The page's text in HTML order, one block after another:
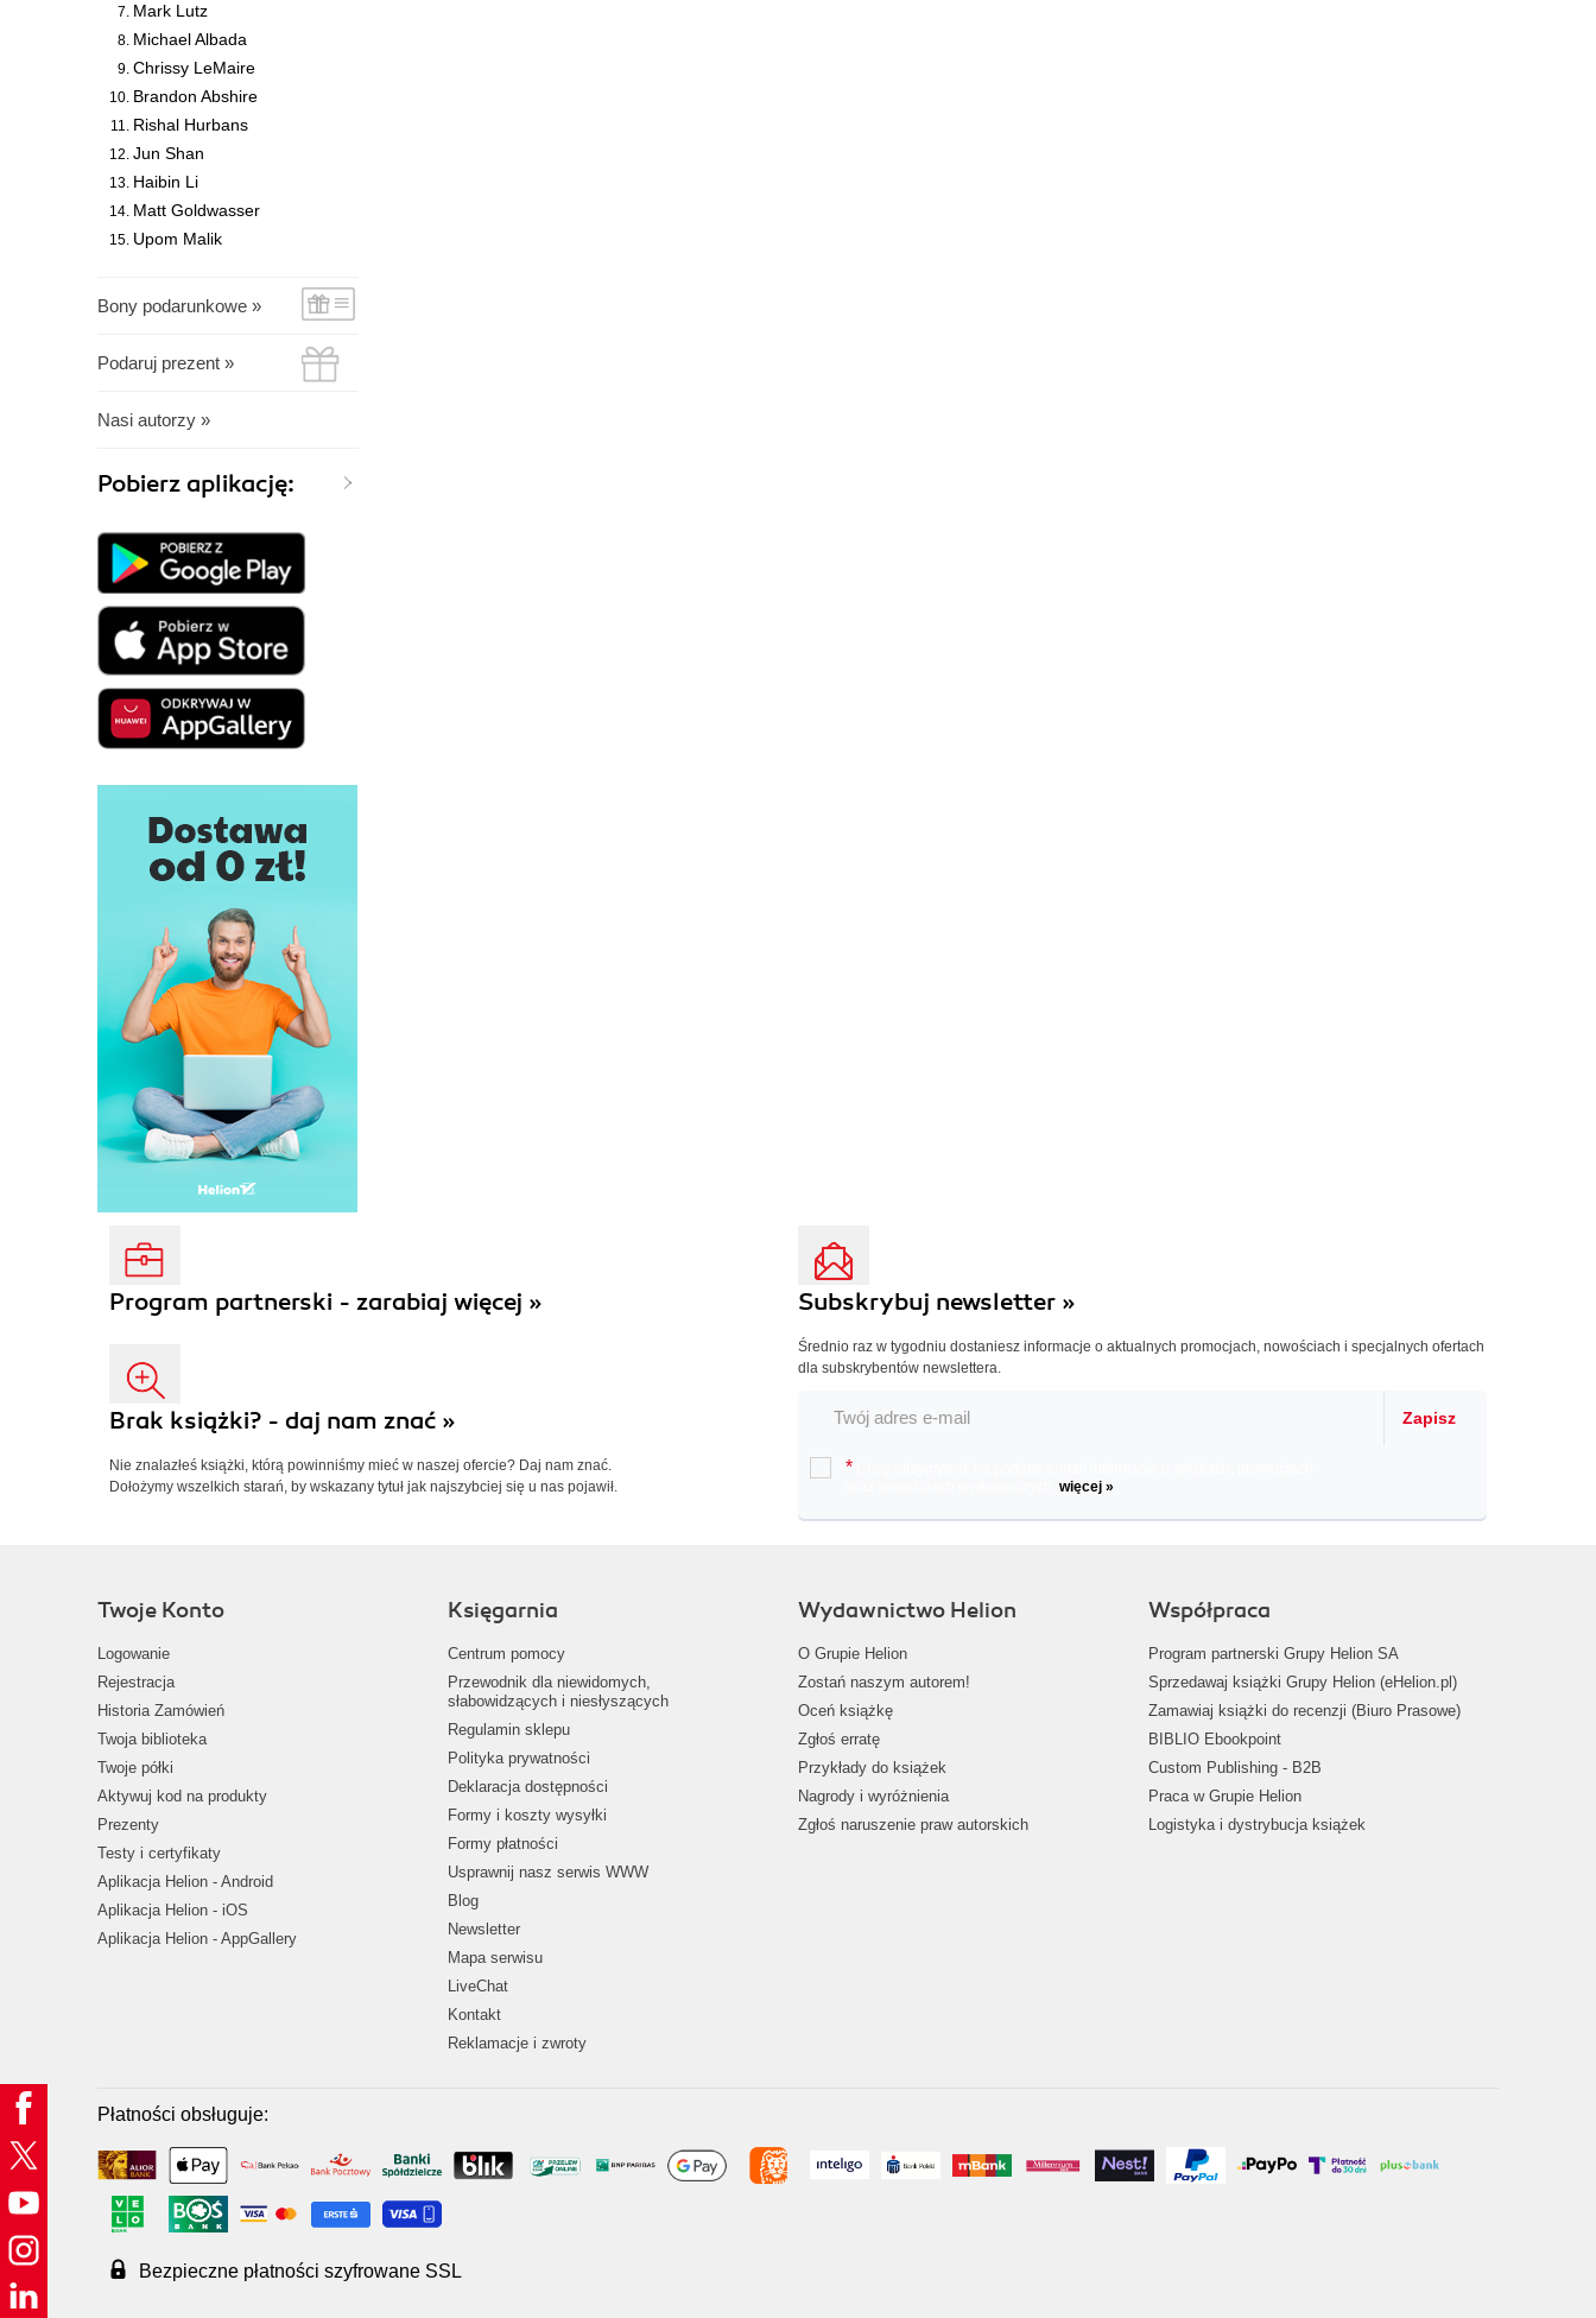
Mark Lutz
Michael Albada
Chrissy LeMaire
Brandon Abshire
Rishal Hurbans
Jun Shan
Haibin Li
Matt Goldwasser
Upom Malik
Bony podarunkowe »
Podaruj prezent »
Nasi autorzy »
Pobierz aplikację:
Program partnerski - zarabiaj więcej »
Brak książki? - daj nam znać »
Nie znalazłeś książki, którą powinniśmy mieć w naszej ofercie? Daj nam znać.
Dołożymy wszelkich starań, by wskazany tytuł jak najszybciej się u nas pojawił.
Subskrybuj newsletter »
Średnio raz w tygodniu dostaniesz informacje o aktualnych promocjach, nowościach i specjalnych ofertach
dla subskrybentów newslettera.
Zapisz
*
więcej »
Twoje Konto
Logowanie
Rejestracja
Historia Zamówień
Twoja biblioteka
Twoje półki
Aktywuj kod na produkty
Prezenty
Testy i certyfikaty
Aplikacja Helion - Android
Aplikacja Helion - iOS
Aplikacja Helion - AppGallery
Księgarnia
Centrum pomocy
Przewodnik dla niewidomych,
słabowidzących i niesłyszących
Regulamin sklepu
Polityka prywatności
Deklaracja dostępności
Formy i koszty wysyłki
Formy płatności
Usprawnij nasz serwis WWW
Blog
Newsletter
Mapa serwisu
LiveChat
Kontakt
Reklamacje i zwroty
Wydawnictwo Helion
O Grupie Helion
Zostań naszym autorem!
Oceń książkę
Zgłoś erratę
Przykłady do książek
Nagrody i wyróżnienia
Zgłoś naruszenie praw autorskich
Współpraca
Program partnerski Grupy Helion SA
Sprzedawaj książki Grupy Helion (eHelion.pl)
Zamawiaj książki do recenzji (Biuro Prasowe)
BIBLIO Ebookpoint
Custom Publishing - B2B
Praca w Grupie Helion
Logistyka i dystrybucja książek
Płatności obsługuje:
Bezpieczne płatności szyfrowane SSL